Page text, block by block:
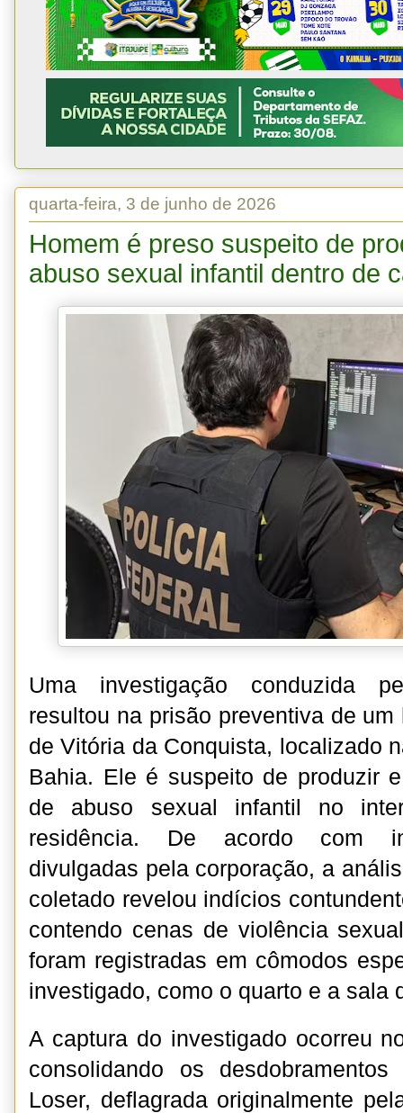
quarta-feira, 3 de junho de 2026
Homem é preso suspeito de
abuso sexual infantil dentro de
Uma investigação conduzida
resultou na prisão preventiva de
de Vitória da Conquista, localizado
Bahia. Ele é suspeito de produzir
de abuso sexual infantil no
residência. De acordo com
divulgadas pela corporação, a
coletado revelou indícios
contendo cenas de violência
foram registradas em cômodos
investigado, como o quarto e a sala
A captura do investigado ocorreu
consolidando os
Loser, deflagrada originalmente